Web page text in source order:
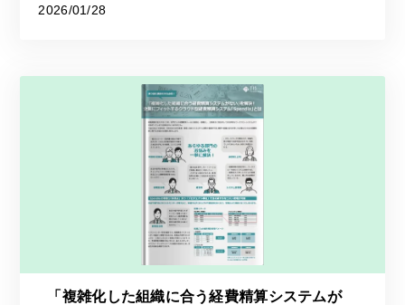
2026/01/28
「複雑化した組織に合う経費精算システムが